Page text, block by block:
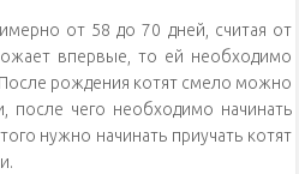
от 58 до 70 дней, считая от
впервые, то ей необходимо
рождения котят смело можно
после чего необходимо начинать
нужно начинать приучать котят